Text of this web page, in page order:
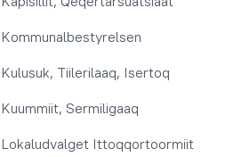
Kommunalbestyrelsen
Kulusuk, Tiilerilaaq, Isertoq
Kuummiit, Sermiligaaq
Lokaludvalget Ittoqqortoormiit